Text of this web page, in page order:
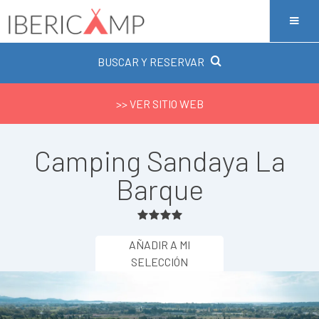
BUSCAR Y RESERVAR
>> VER SITIO WEB
Camping Sandaya La
Barque
AÑADIR A MI
SELECCIÓN